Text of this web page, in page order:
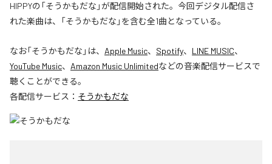
HIPPYの「そうかもだな」が配信開始された。今回デジタル配信さ
れた楽曲は、「そうかもだな」を含む全1曲となっている。
なお「そうかもだな 」は、 Apple Music、 Spotify、 LINE MUSIC、
YouTube Music、 Amazon Music Unlimitedなどの音楽配信サービスで
聴くことができる。
各配信サービス： そうかもだな